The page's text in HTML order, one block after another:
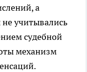
а
учитывались
судебной
механизм